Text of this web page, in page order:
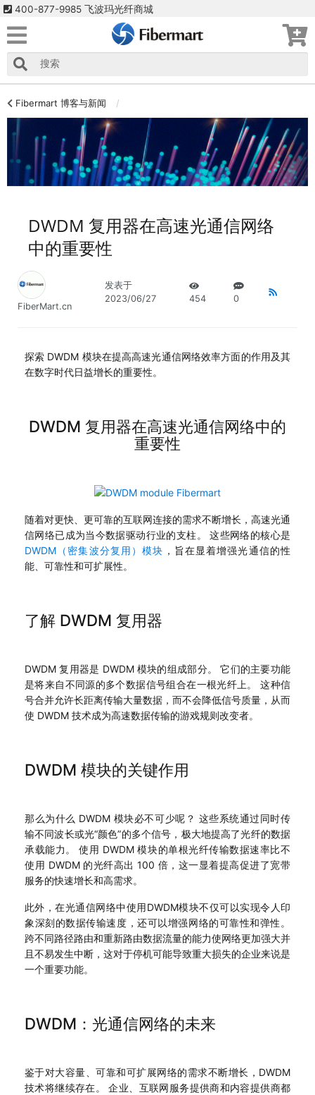
400-877-9985 飞波玛光纤商城
Fibermart 博客与新闻
DWDM 复用器在高速光通信网络
中的重要性
FiberMart.cn
发表于
2023/06/27
454 0
探索 DWDM 模块在提高高速光通信网络效率方面的作用及其
在数字时代日益增长的重要性。
DWDM 复用器在高速光通信网络中的
重要性
随着对更快、更可靠的互联网连接的需求不断增长，高速光通
信网络已成为当今数据驱动行业的支柱。 这些网络的核心是
DWDM（密集波分复用）模块 ，旨在显着增强光通信的性
能、可靠性和可扩展性。
了解 DWDM 复用器
DWDM 复用器是 DWDM 模块的组成部分。 它们的主要功能
是将来自不同源的多个数据信号组合在一根光纤上。 这种信
号合并允许长距离传输大量数据，而不会降低信号质量，从而
使 DWDM 技术成为高速数据传输的游戏规则改变者。
DWDM 模块的关键作用
那么为什么 DWDM 模块必不可少呢？ 这些系统通过同时传
输不同波长或光“颜色”的多个信号，极大地提高了光纤的数据
承载能力。 使用 DWDM 模块的单根光纤传输数据速率比不
使用 DWDM 的光纤高出 100 倍，这一显着提高促进了宽带
服务的快速增长和高需求。
此外，在光通信网络中使用DWDM模块不仅可以实现令人印
象深刻的数据传输速度，还可以增强网络的可靠性和弹性。
跨不同路径路由和重新路由数据流量的能力使网络更加强大并
且不易发生中断，这对于停机可能导致重大损失的企业来说是
一个重要功能。
DWDM：光通信网络的未来
鉴于对大容量、可靠和可扩展网络的需求不断增长，DWDM
技术将继续存在。 企业、互联网服务提供商和内容提供商都